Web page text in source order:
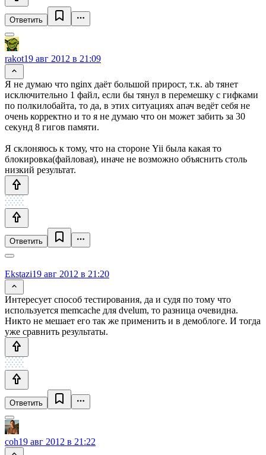
Ответить
rakot19 авг 2012 в 21:09
Я не думаю что nginx даёт большой прирост, т.к. ab тянет
исключительно 1 файл, если бы тянул в перемешку с гифками
по полкилобайта, то да, в этих ситуациях апач ведёт себя не
очень корректно и то я не думаю что он может забить за 30
секунд 8 гигов памяти.
Я склоняюсь к тому, что на стороне Yii была какая то
блокировка(файловая), иначе не возможно объяснить столь
низкий результат.
Ответить
Ekstazi19 авг 2012 в 21:20
Интересует способ тестирования, да и судя по тому что
используется memcache для dvelum, то разница очевидна.
Никто не мешает его так же применить и в демоблоге. И тогда
уже сравнить результаты.
Ответить
coh19 авг 2012 в 21:22